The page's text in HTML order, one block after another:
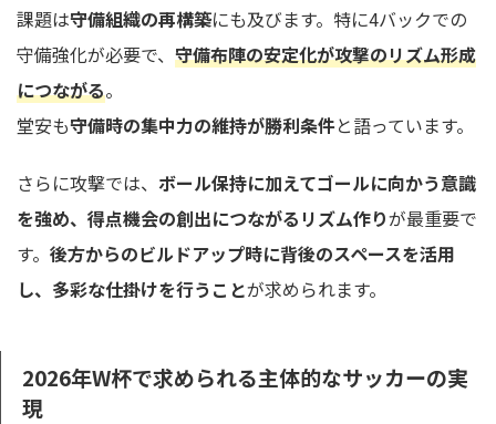
課題は守備組織の再構築にも及びます。特に4バックでの
守備強化が必要で、 守備布陣の安定化が攻撃のリズム形成
につながる。
堂安も守備時の集中力の維持が勝利条件と語っています。
さらに攻撃では、 ボール保持に加えてゴールに向かう意識
を強め、得点機会の創出につながるリズム作りが最重要で
す。 後方からのビルドアップ時に背後のスペースを活用
し、多彩な仕掛けを行うことが求められます。
2026年W杯で求められる主体的なサッカーの実
現